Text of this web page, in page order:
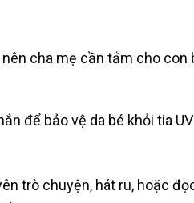
cha mẹ cần tắm cho
để bảo vệ da bé khỏi tia
trò chuyện, hát ru, hoặc